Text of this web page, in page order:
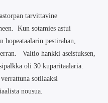
tarvittavine
Kun sotamies astui
hopeataalarin pestirahan,
Valtio hankki aseistuksen,
oli 30 kuparitaalaria.
sotilaaksi
nousua.